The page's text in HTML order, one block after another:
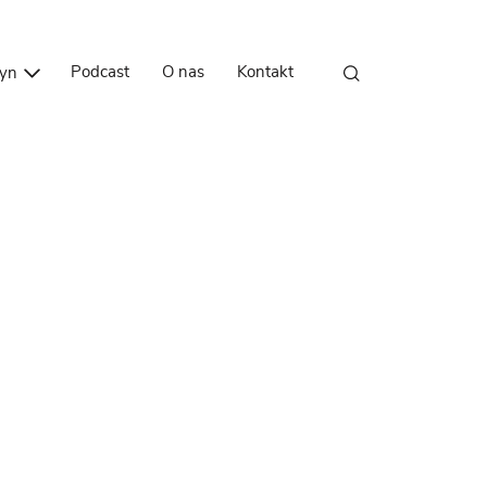
Podcast O nas Kontakt
Przejdź do treści